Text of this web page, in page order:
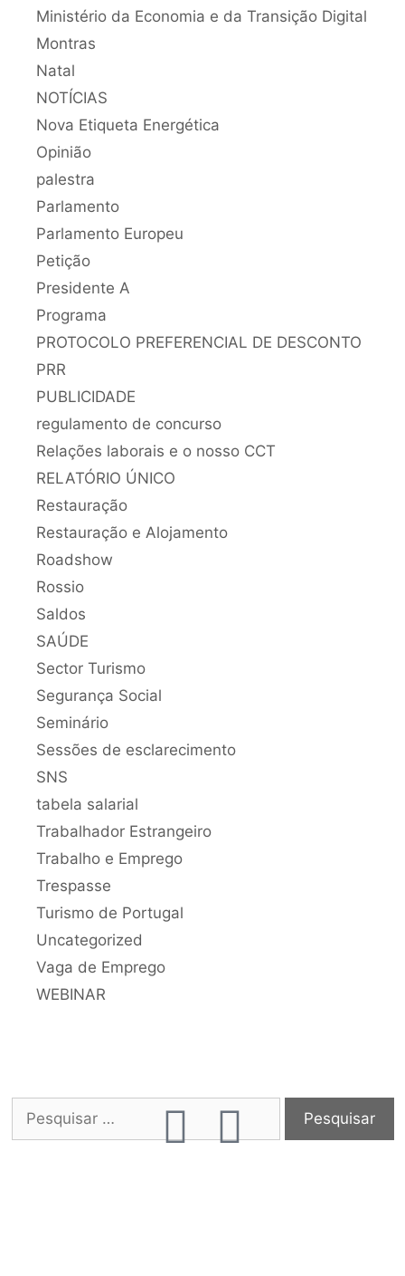
Ministério da Economia e da Transição Digital
Montras
Natal
NOTÍCIAS
Nova Etiqueta Energética
Opinião
palestra
Parlamento
Parlamento Europeu
Petição
Presidente A
Programa
PROTOCOLO PREFERENCIAL DE DESCONTO
PRR
PUBLICIDADE
regulamento de concurso
Relações laborais e o nosso CCT
RELATÓRIO ÚNICO
Restauração
Restauração e Alojamento
Roadshow
Rossio
Saldos
SAÚDE
Sector Turismo
Segurança Social
Seminário
Sessões de esclarecimento
SNS
tabela salarial
Trabalhador Estrangeiro
Trabalho e Emprego
Trespasse
Turismo de Portugal
Uncategorized
Vaga de Emprego
WEBINAR